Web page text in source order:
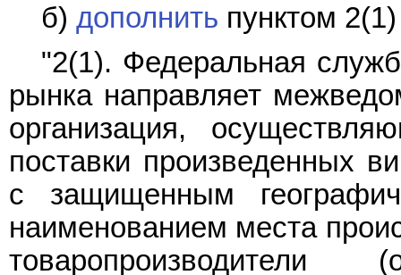
б) дополнить пунктом
"2(1). Федеральная
рынка направляет
организация,
поставки произведенных
с защищенным
наименованием места
товаропроизводители